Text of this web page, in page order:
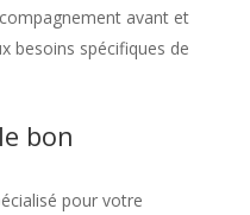
avant et
besoins spécifiques de
bon
pour votre